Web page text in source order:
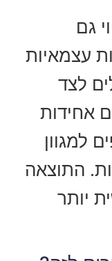
גם
עצמאיות
לצד
אחידות
למגוון
התוצאה
יותר